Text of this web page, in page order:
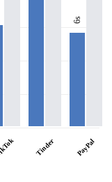
Tinder
6s
PayPal